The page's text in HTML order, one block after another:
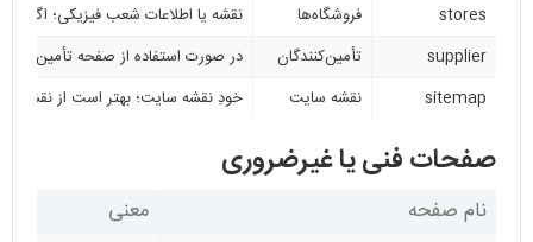
stores
فروشگاه‌ها
نقشه یا اطلاعات شعب فیزیکی؛ اگر
supplier
تأمین‌کنندگان
در صورت استفاده از صفحه
sitemap
نقشه سایت خودِ نقشه سایت؛ بهتر است از نقشه
صفحات فنی یا غیرضروری
نام صفحه معنی